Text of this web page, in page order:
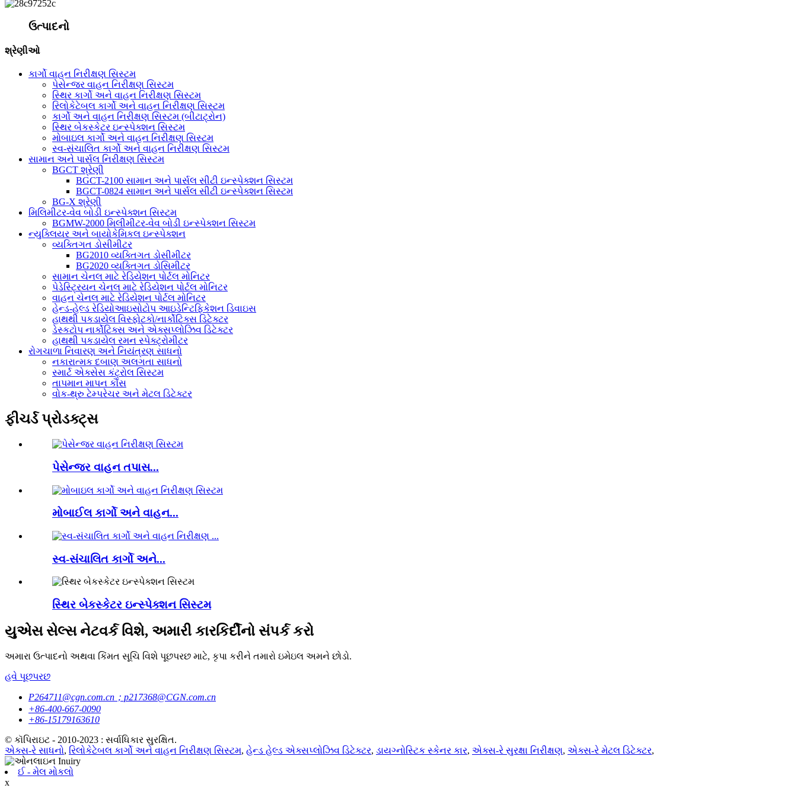
ઉત્પાદનો
શ્રેણીઓ
કાર્ગો વાહન નિરીક્ષણ સિસ્ટમ
પેસેન્જર વાહન નિરીક્ષણ સિસ્ટમ
સ્થિર કાર્ગો અને વાહન નિરીક્ષણ સિસ્ટમ
રિલોકેટેબલ કાર્ગો અને વાહન નિરીક્ષણ સિસ્ટમ
કાર્ગો અને વાહન નિરીક્ષણ સિસ્ટમ (બીટાટ્રોન)
સ્થિર બેકસ્કેટર ઇન્સ્પેક્શન સિસ્ટમ
મોબાઇલ કાર્ગો અને વાહન નિરીક્ષણ સિસ્ટમ
સ્વ-સંચાલિત કાર્ગો અને વાહન નિરીક્ષણ સિસ્ટમ
સામાન અને પાર્સલ નિરીક્ષણ સિસ્ટમ
BGCT શ્રેણી
BGCT-2100 સામાન અને પાર્સલ સીટી ઇન્સ્પેક્શન સિસ્ટમ
BGCT-0824 સામાન અને પાર્સલ સીટી ઇન્સ્પેક્શન સિસ્ટમ
BG-X શ્રેણી
મિલિમીટર-વેવ બોડી ઇન્સ્પેક્શન સિસ્ટમ
BGMW-2000 મિલીમીટર-વેવ બોડી ઇન્સ્પેક્શન સિસ્ટમ
ન્યુક્લિયર અને બાયોકેમિકલ ઇન્સ્પેક્શન
વ્યક્તિગત ડોસીમીટર
BG2010 વ્યક્તિગત ડોસીમીટર
BG2020 વ્યક્તિગત ડોસિમીટર
સામાન ચેનલ માટે રેડિયેશન પોર્ટલ મોનિટર
પેડેસ્ટ્રિયન ચેનલ માટે રેડિયેશન પોર્ટલ મોનિટર
વાહન ચેનલ માટે રેડિયેશન પોર્ટલ મોનિટર
હેન્ડ-હેલ્ડ રેડિયોઆઇસોટોપ આઇડેન્ટિફિકેશન ડિવાઇસ
હાથથી પકડાયેલ વિસ્ફોટકો/નાર્કોટિક્સ ડિટેક્ટર
ડેસ્કટોપ નાર્કોટિક્સ અને એક્સપ્લોઝિવ ડિટેક્ટર
હાથથી પકડાયેલ રમન સ્પેક્ટ્રોમીટર
રોગચાળા નિવારણ અને નિયંત્રણ સાધનો
નકારાત્મક દબાણ અલગતા સાધનો
સ્માર્ટ એક્સેસ કંટ્રોલ સિસ્ટમ
તાપમાન માપન કૌંસ
વોક-થ્રુ ટેમ્પરેચર અને મેટલ ડિટેક્ટર
ફીચર્ડ પ્રોડક્ટ્સ
પેસેન્જર વાહન તપાસ...
મોબાઈલ કાર્ગો અને વાહન...
સ્વ-સંચાલિત કાર્ગો અને...
સ્થિર બેકસ્કેટર ઇન્સ્પેક્શન સિસ્ટમ
યુએસ સેલ્સ નેટવર્ક વિશે, અમારી કારકિર્દીનો સંપર્ક કરો
અમારા ઉત્પાદનો અથવા કિંમત સૂચિ વિશે પૂછપરછ માટે, કૃપા કરીને તમારો ઇમેઇલ અમને છોડો.
હવે પૂછપરછ
P264711@cgn.com.cn；p217368@CGN.com.cn
+86-400-667-0090
+86-15179163610
© કૉપિરાઇટ - 2010-2023 : સર્વાધિકાર સુરક્ષિત.
એક્સ-રે સાધનો, રિલોકેટેબલ કાર્ગો અને વાહન નિરીક્ષણ સિસ્ટમ, હેન્ડ હેલ્ડ એક્સપ્લોઝિવ ડિટેક્ટર, ડાયગ્નોસ્ટિક સ્કેનર કાર, એક્સ-રે સુરક્ષા નિરીક્ષણ, એક્સ-રે મેટલ ડિટેક્ટર,
ઈ - મેલ મોકલો
x